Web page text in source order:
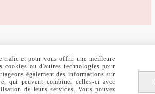
POLITIQUE DE CONFIDENTIALITÉ
trafic et pour vous offrir une meilleure
cookies ou d'autres technologies pour
également des informations sur
qui peuvent combiner celles-ci avec
de leurs services. Vous pouvez